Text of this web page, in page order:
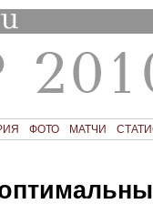
ФОТО МАТЧИ